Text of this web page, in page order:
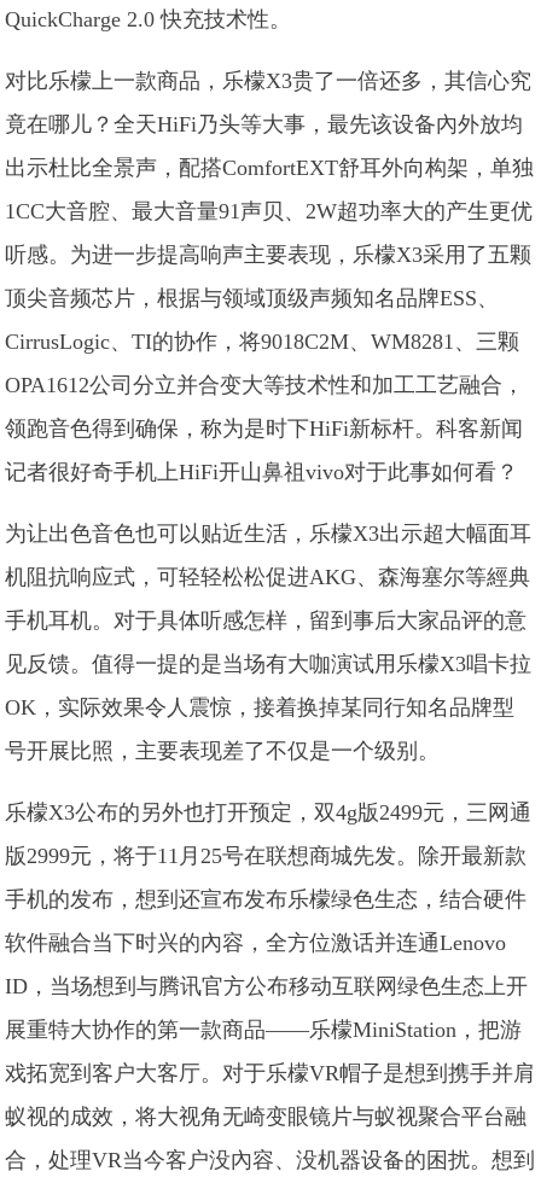
QuickCharge 2.0 快充技术性。
对比乐檬上一款商品，乐檬X3贵了一倍还多，其信心究
竟在哪儿？全天HiFi乃头等大事，最先该设备內外放均
出示杜比全景声，配搭ComfortEXT舒耳外向构架，单独
1CC大音腔、最大音量91声贝、2W超功率大的产生更优
听感。为进一步提高响声主要表现，乐檬X3采用了五颗
顶尖音频芯片，根据与领域顶级声频知名品牌ESS、
CirrusLogic、TI的协作，将9018C2M、WM8281、三颗
OPA1612公司分立并合变大等技术性和加工工艺融合，
领跑音色得到确保，称为是时下HiFi新标杆。科客新闻
记者很好奇手机上HiFi开山鼻祖vivo对于此事如何看？
为让出色音色也可以贴近生活，乐檬X3出示超大幅面耳
机阻抗响应式，可轻轻松松促进AKG、森海塞尔等經典
手机耳机。对于具体听感怎样，留到事后大家品评的意
见反馈。值得一提的是当场有大咖演试用乐檬X3唱卡拉
OK，实际效果令人震惊，接着换掉某同行知名品牌型
号开展比照，主要表现差了不仅是一个级别。
乐檬X3公布的另外也打开预定，双4g版2499元，三网通
版2999元，将于11月25号在联想商城先发。除开最新款
手机的发布，想到还宣布发布乐檬绿色生态，结合硬件
软件融合当下时兴的內容，全方位激话并连通Lenovo
ID，当场想到与腾讯官方公布移动互联网绿色生态上开
展重特大协作的第一款商品——乐檬MiniStation，把游
戏拓宽到客户大客厅。对于乐檬VR帽子是想到携手并肩
蚁视的成效，将大视角无崎变眼镜片与蚁视聚合平台融
合，处理VR当今客户没內容、没机器设备的困扰。想到